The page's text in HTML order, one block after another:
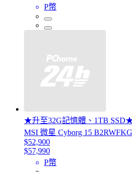
P幣
★升至32G記憶體、1TB
MSI 微星 Cyborg 15
$52,900
$57,990
P幣